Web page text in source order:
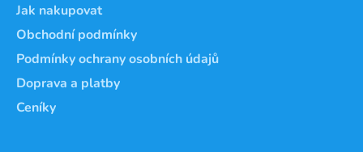
Jak nakupovat
Obchodní podmínky
Podmínky ochrany osobních údajů
Doprava a platby
Ceníky